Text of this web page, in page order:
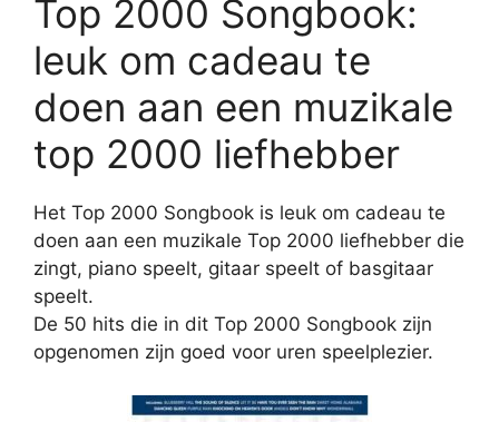
Top 2000 Songbook:
leuk om cadeau te
doen aan een muzikale
top 2000 liefhebber
Het Top 2000 Songbook is leuk om cadeau te
doen aan een muzikale Top 2000 liefhebber die
zingt, piano speelt, gitaar speelt of basgitaar
speelt.
De 50 hits die in dit Top 2000 Songbook zijn
opgenomen zijn goed voor uren speelplezier.